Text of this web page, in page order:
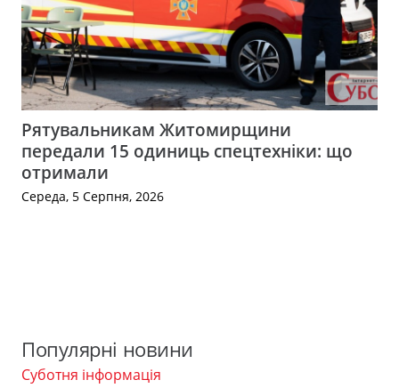
Рятувальникам Житомирщини
передали 15 одиниць спецтехніки: що
отримали
Середа, 5 Серпня, 2026
Популярні новини
Суботня інформація